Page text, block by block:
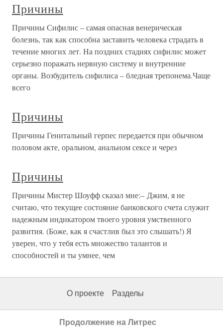
Причины
Причины Сифилис – самая опасная венерическая
болезнь, так как способна заставить человека страдать в
течение многих лет. На поздних стадиях сифилис может
серьезно поражать нервную систему и внутренние
органы. Возбудитель сифилиса – бледная трепонема.Чаще
всего
Причины
Причины Генитальный герпес передается при обычном
половом акте, оральном, анальном сексе и через
Причины
Причины Мистер Шоуфф сказал мне:– Джим, я не
считаю, что текущее состояние банковского счета служит
надежным индикатором твоего уровня умственного
развития. (Боже, как я счастлив был это слышать!) Я
уверен, что у тебя есть множество талантов и
способностей и ты умнее, чем
О проекте Разделы
Продолжение на Литрес